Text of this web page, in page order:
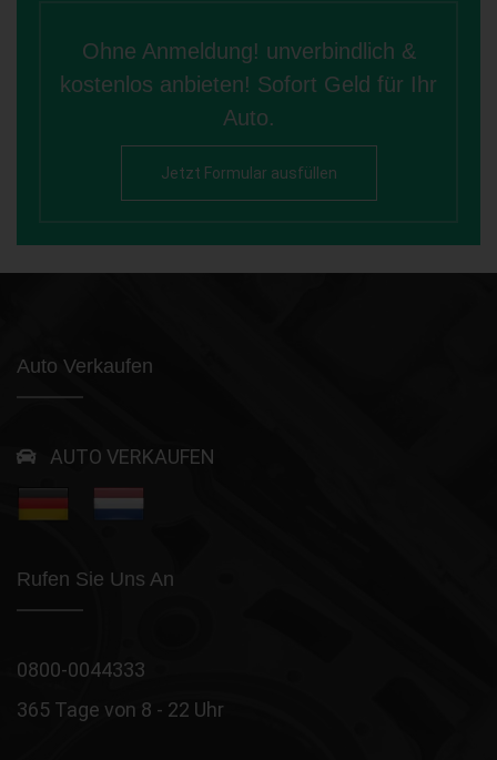
Ohne Anmeldung! unverbindlich &
kostenlos anbieten! Sofort Geld für Ihr
Auto.
Jetzt Formular ausfüllen
Auto Verkaufen
AUTO VERKAUFEN
Rufen Sie Uns An
0800-0044333
365 Tage von 8 - 22 Uhr